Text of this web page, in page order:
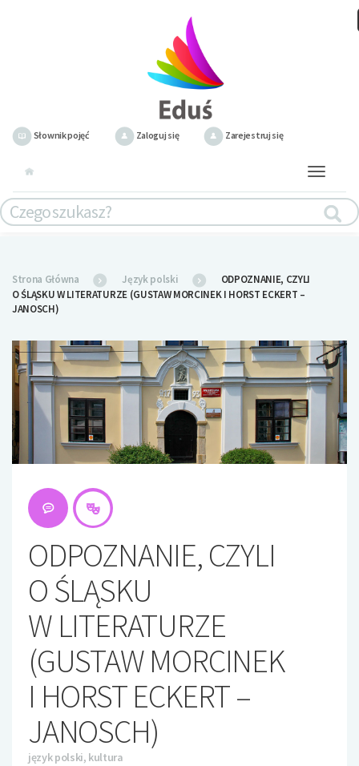
Słownik pojęć Zaloguj się Zarejestruj się
Toggle
navigation
Strona Główna Język polski
ODPOZNANIE, CZYLI
O ŚLĄSKU W LITERATURZE (GUSTAW MORCINEK I HORST ECKERT –
JANOSCH)
ODPOZNANIE, CZYLI
O ŚLĄSKU
W LITERATURZE
(GUSTAW MORCINEK
I HORST ECKERT –
JANOSCH)
język polski, kultura